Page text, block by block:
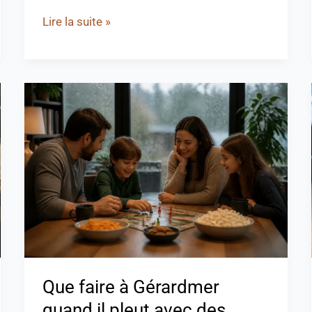
Lire la suite »
Que faire à Gérardmer
Que
faire
à
Gérardmer
quand
il
pleut
?